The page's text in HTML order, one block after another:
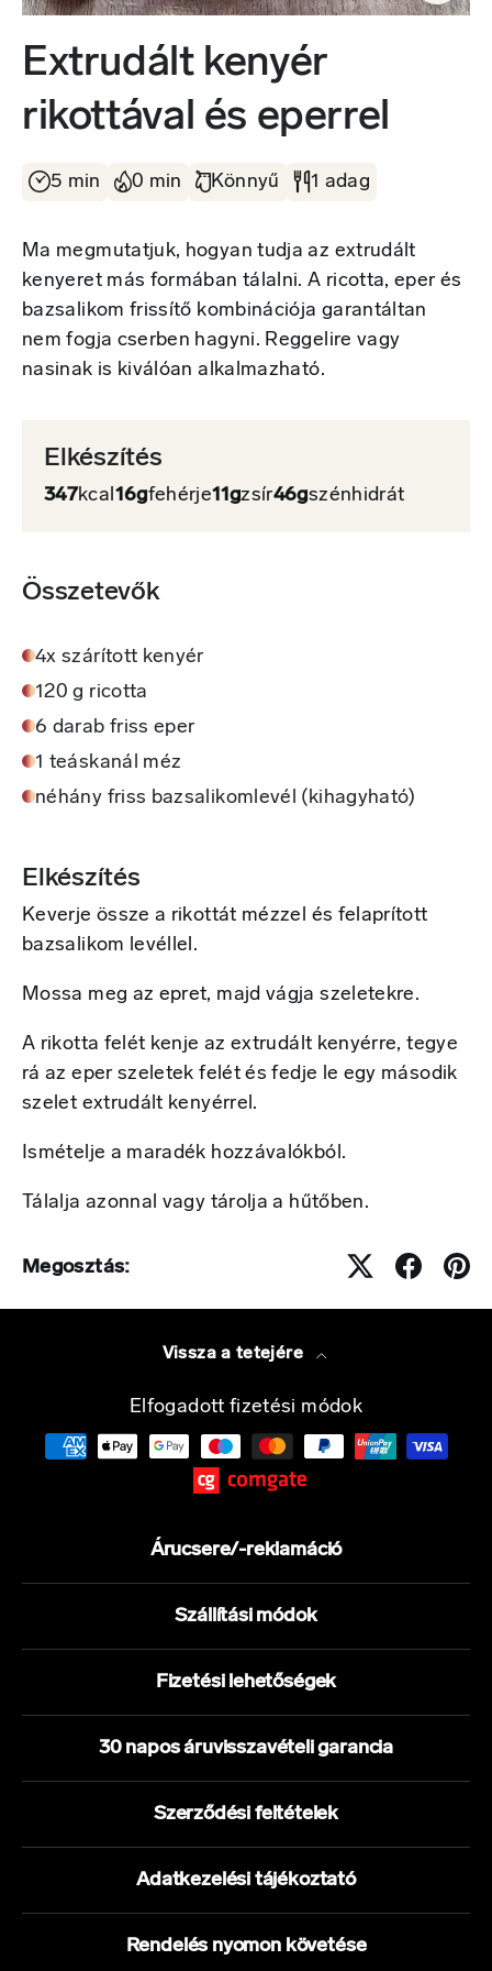
Extrudált kenyér
rikottával és eperrel
5 min 0 min Könnyű 1 adag
Ma megmutatjuk, hogyan tudja az extrudált
kenyeret más formában tálalni. A ricotta, eper és
bazsalikom frissítő kombinációja garantáltan
nem fogja cserben hagyni. Reggelire vagy
nasinak is kiválóan alkalmazható.
Elkészítés
347kcal 16gfehérje11gzsír46gszénhidrát
Összetevők
4x szárított kenyér
120 g ricotta
6 darab friss eper
1 teáskanál méz
néhány friss bazsalikomlevél (kihagyható)
Elkészítés
Keverje össze a rikottát mézzel és felaprított
bazsalikom levéllel.
Mossa meg az epret, majd vágja szeletekre.
A rikotta felét kenje az extrudált kenyérre, tegye
rá az eper szeletek felét és fedje le egy második
szelet extrudált kenyérrel.
Ismételje a maradék hozzávalókból.
Tálalja azonnal vagy tárolja a hűtőben.
Megosztás:
Vissza a tetejére
Elfogadott fizetési módok
Árucsere/-reklamáció
Szállítási módok
Fizetési lehetőségek
30 napos áruvisszavételi garancia
Szerződési feltételek
Adatkezelési tájékoztató
Rendelés nyomon követése